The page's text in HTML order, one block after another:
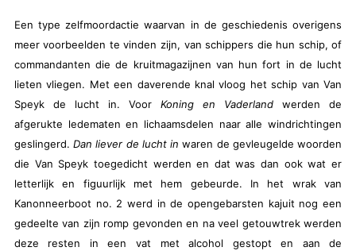
Een type zelfmoordactie waarvan in de geschiedenis overigens
meer voorbeelden te vinden zijn, van schippers die hun schip, of
commandanten die de kruitmagazijnen van hun fort in de lucht
lieten vliegen. Met een daverende knal vloog het schip van Van
Speyk de lucht in. VoorKoning en Vaderland werden de
afgerukte ledematen en lichaamsdelen naar alle windrichtingen
geslingerd.Dan liever de lucht inwaren de gevleugelde woorden
die Van Speyk toegedicht werden en dat was dan ook wat er
letterlijk en figuurlijk met hem gebeurde. In het wrak van
Kanonneerboot no. 2 werd in de opengebarsten kajuit nog een
gedeelte van zijn romp gevonden en na veel getouwtrek werden
deze resten in een vat met alcohol gestopt en aan de